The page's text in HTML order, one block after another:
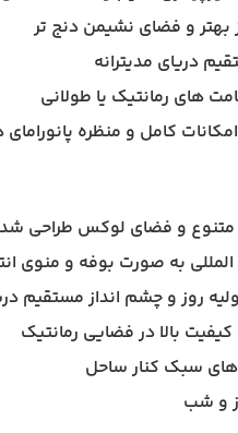
بهتر و فضای نشیمن دنج تر
دریای مدیترانه
های رمانتیک یا طولانی
کامل و منظره پانورامای
و فضای لوکس طراحی
به صورت بوفه و منوی
روز و چشم انداز مستقیم
کیفیت بالا در فضایی رمانتیک
سبک کنار ساحل
و شب